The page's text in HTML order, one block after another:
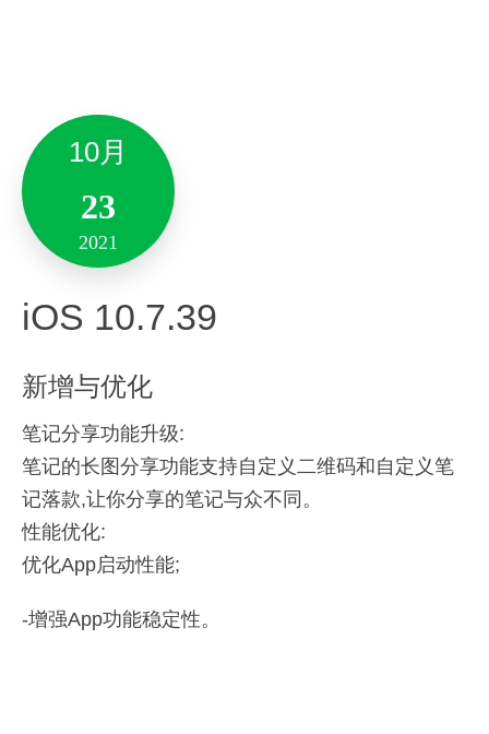
Mac 9.5.10
新增与优化
「笔记」功能升级
– 笔记支持期盼已久的演示模式。
其他优化：
– 性能优化，增强稳定性。
备注：此版本仅支持10.13及其以上系统版本。
感激你对印象笔记一直以来的支持，未来中国团队
将持续更新版本以提升印象笔记的功能、视觉体
03
2021
Version 6.22.28
新增支持「智能鼠标专业版」：
语音打字实时翻译；
网页图文一键剪藏；
语音指令轻松识别；
网页图片文字识别；
截图功能一键开启。
其他优化：
10月
23
2021
iOS 10.7.39
新增与优化
笔记分享功能升级:
笔记的长图分享功能支持自定义二维码和自定义笔
记落款,让你分享的笔记与众不同。
性能优化:
优化App启动性能;
-增强App功能稳定性。
-增加了剪藏入口
-修复了一些问题。
1月
25
2022
Android 10.7.57
新增与优化